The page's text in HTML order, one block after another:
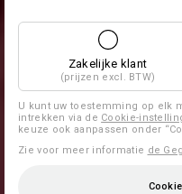
Zakelijke klant
(prijzen excl. BTW)
U kunt uw toestemming op elk
intrekken via de Cookie-
keuze ook aanpassen onder
Zie voor meer informatie de